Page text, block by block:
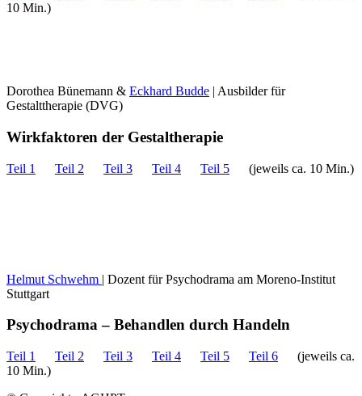
10 Min.)
Dorothea Bünemann & Eckhard Budde | Ausbilder für
Gestalttherapie (DVG)
Wirkfaktoren der Gestaltherapie
Teil 1 Teil 2 Teil 3 Teil 4 Teil 5 (jeweils ca. 10 Min.)
Helmut Schwehm | Dozent für Psychodrama am Moreno-Institut
Stuttgart
Psychodrama – Behandlen durch Handeln
Teil 1 Teil 2 Teil 3 Teil 4 Teil 5 Teil 6 (jeweils ca.
10 Min.)